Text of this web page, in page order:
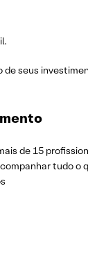
de seus
de 15
tudo o